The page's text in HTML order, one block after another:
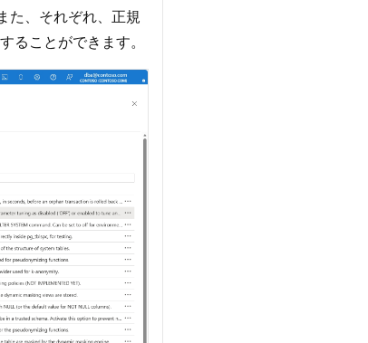
た、それぞれ、正規
ることができます。